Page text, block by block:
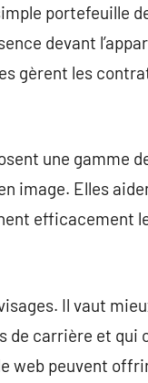
portefeuille
devant
gèrent les
une gamme
image. Elles
efficacement
Il vaut
de carrière et qui
web peuvent